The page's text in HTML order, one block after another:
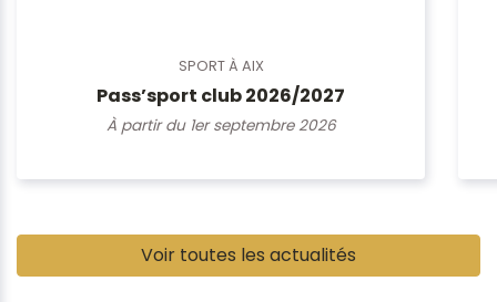
SPORT À AIX
Pass’sport club 2026/2027
À partir du 1er septembre 2026
Voir toutes les actualités